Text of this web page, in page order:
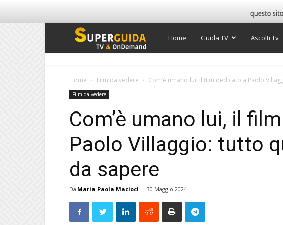
Super
Home Guida TV Ascolti Tv
Home Film da vedere Com’è umano lui, il film dedicato a Paolo
Film da vedere
Com’è umano lui, il
Paolo Villaggio: tutto
da sapere
Da Maria Paola Macioci - 30 Maggio 2024